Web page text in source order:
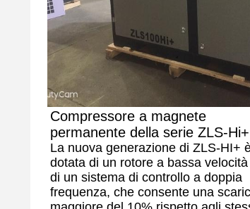
Compressore a magnete
permanente della serie ZLS-Hi+
La nuova generazione di ZLS-HI+
dotata di un rotore a bassa
di un sistema di controllo a doppia
frequenza, che consente una